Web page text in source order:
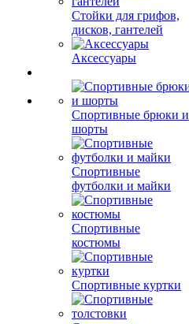
Стойки для грифов,
дисков, гантелей
Аксессуары
Спортивные брюки и
шорты
Спортивные
футболки и майки
Спортивные
костюмы
Спортивные куртки